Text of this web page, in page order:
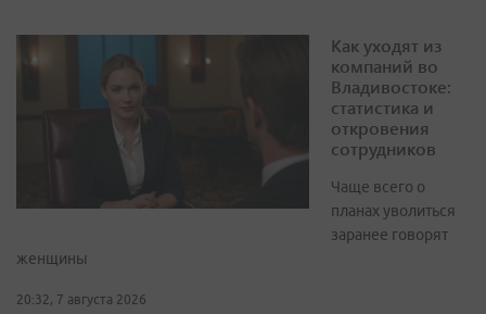
Как уходят из
компаний во
Владивостоке:
статистика и
откровения
сотрудников
Чаще всего о
планах уволиться
заранее говорят
женщины
20:32, 7 августа 2026